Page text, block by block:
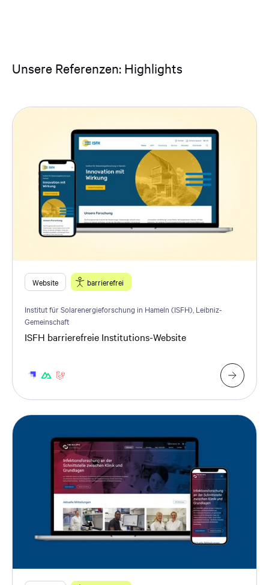
Unsere Referenzen: Highlights
Website barrierefrei
Institut für Solarenergieforschung in Hameln (ISFH), Leibniz-
Gemeinschaft
ISFH barrierefreie Institutions-Website